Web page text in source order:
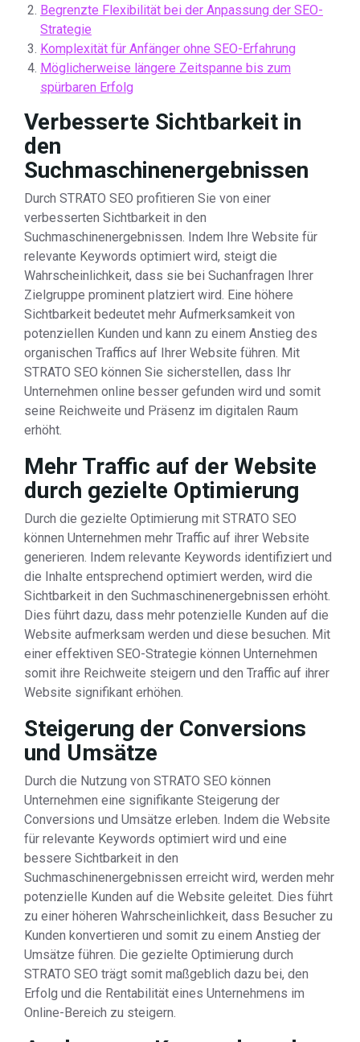
Begrenzte Flexibilität bei der Anpassung der SEO-
Strategie
Komplexität für Anfänger ohne SEO-Erfahrung
Möglicherweise längere Zeitspanne bis zum
spürbaren Erfolg
Verbesserte Sichtbarkeit in
den
Suchmaschinenergebnissen
Durch STRATO SEO profitieren Sie von einer
verbesserten Sichtbarkeit in den
Suchmaschinenergebnissen. Indem Ihre Website für
relevante Keywords optimiert wird, steigt die
Wahrscheinlichkeit, dass sie bei Suchanfragen Ihrer
Zielgruppe prominent platziert wird. Eine höhere
Sichtbarkeit bedeutet mehr Aufmerksamkeit von
potenziellen Kunden und kann zu einem Anstieg des
organischen Traffics auf Ihrer Website führen. Mit
STRATO SEO können Sie sicherstellen, dass Ihr
Unternehmen online besser gefunden wird und somit
seine Reichweite und Präsenz im digitalen Raum
erhöht.
Mehr Traffic auf der Website
durch gezielte Optimierung
Durch die gezielte Optimierung mit STRATO SEO
können Unternehmen mehr Traffic auf ihrer Website
generieren. Indem relevante Keywords identifiziert und
die Inhalte entsprechend optimiert werden, wird die
Sichtbarkeit in den Suchmaschinenergebnissen erhöht.
Dies führt dazu, dass mehr potenzielle Kunden auf die
Website aufmerksam werden und diese besuchen. Mit
einer effektiven SEO-Strategie können Unternehmen
somit ihre Reichweite steigern und den Traffic auf ihrer
Website signifikant erhöhen.
Steigerung der Conversions
und Umsätze
Durch die Nutzung von STRATO SEO können
Unternehmen eine signifikante Steigerung der
Conversions und Umsätze erleben. Indem die Website
für relevante Keywords optimiert wird und eine
bessere Sichtbarkeit in den
Suchmaschinenergebnissen erreicht wird, werden mehr
potenzielle Kunden auf die Website geleitet. Dies führt
zu einer höheren Wahrscheinlichkeit, dass Besucher zu
Kunden konvertieren und somit zu einem Anstieg der
Umsätze führen. Die gezielte Optimierung durch
STRATO SEO trägt somit maßgeblich dazu bei, den
Erfolg und die Rentabilität eines Unternehmens im
Online-Bereich zu steigern.